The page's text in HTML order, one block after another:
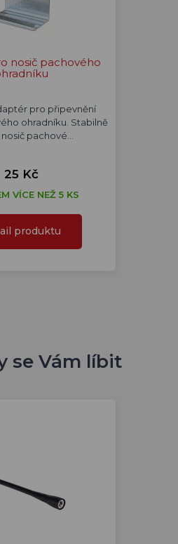
nosič pachového
pro připevnění
ohradníku. Stabilně
pachové…
25 Kč
VÍCE NEŽ 5 KS
produktu
se Vám líbit